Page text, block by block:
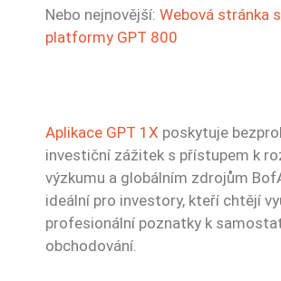
Nebo nejnovější: Webová stránka
platformy GPT 800
Aplikace GPT 1X poskytuje
investiční zážitek s přístupem k
výzkumu a globálním zdrojům
ideální pro investory, kteří chtějí
profesionální poznatky k
obchodování.